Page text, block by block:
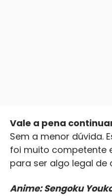
Vale a pena
Sem a menor dúvida.
foi muito competente
para ser algo legal de
Anime: Sengoku